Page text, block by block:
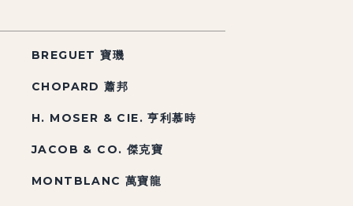
BREGUET 寶璣
CHOPARD 蕭邦
H. MOSER & CIE. 亨利慕時
JACOB & CO. 傑克寶
MONTBLANC 萬寶龍